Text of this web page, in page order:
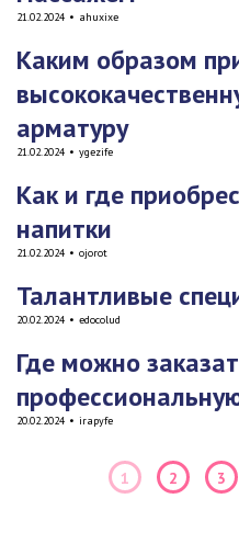
21.02.2024 • ahuxixe
Каким образом
арматуру
21.02.2024 • ygezife
Как и где
напитки
21.02.2024 • ojorot
Талантливые
20.02.2024 • edocolud
Где можно
20.02.2024 • irapyfe
1 2 3